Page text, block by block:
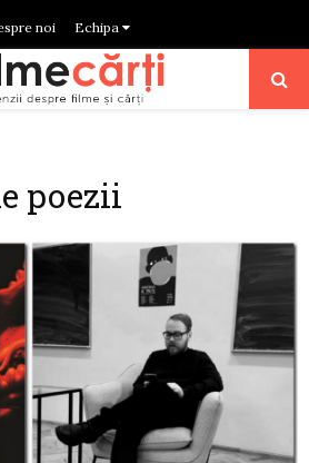
noi Echipa
poezii